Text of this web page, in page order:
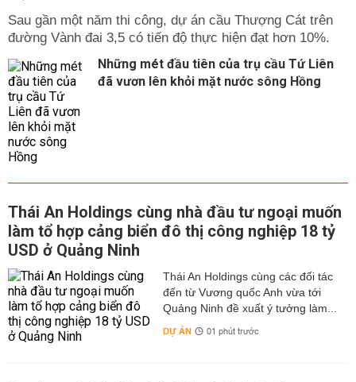
Sau gần một năm thi công, dự án cầu Thượng Cát trên
đường Vành đai 3,5 có tiến độ thực hiện đạt hơn 10%.
Những mét đầu tiên của trụ cầu Tứ Liên
đã vươn lên khỏi mặt nước sông Hồng
Thái An Holdings cùng nhà đầu tư ngoại muốn
làm tổ hợp cảng biển đô thị công nghiệp 18 tỷ
USD ở Quảng Ninh
Thái An Holdings cùng các đối tác
đến từ Vương quốc Anh vừa tới
Quảng Ninh đề xuất ý tưởng làm...
DỰ ÁN 01 phút trước